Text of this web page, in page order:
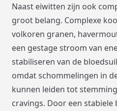
Naast eiwitten zijn ook
groot belang. Complexe
volkoren granen,
een gestage stroom van
stabiliseren van de
omdat schommelingen in
kunnen leiden tot
cravings. Door een